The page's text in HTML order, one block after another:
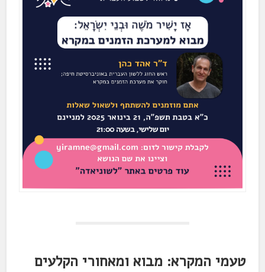
טעמי המקרא: מבוא ומאחורי הקלעים